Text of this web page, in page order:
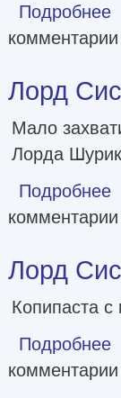
Подробнее
комментарии
Лорд
Мало
Лорда
Подробнее
комментарии
Лорд
Копипаста с
Подробнее
комментарии